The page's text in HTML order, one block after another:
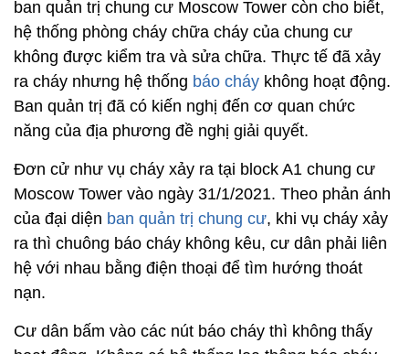
ban quản trị chung cư Moscow Tower còn cho biết,
hệ thống phòng cháy chữa cháy của chung cư
không được kiểm tra và sửa chữa. Thực tế đã xảy
ra cháy nhưng hệ thống báo cháy không hoạt động.
Ban quản trị đã có kiến nghị đến cơ quan chức
năng của địa phương đề nghị giải quyết.
Đơn cử như vụ cháy xảy ra tại block A1 chung cư
Moscow Tower vào ngày 31/1/2021. Theo phản ánh
của đại diện ban quản trị chung cư, khi vụ cháy xảy
ra thì chuông báo cháy không kêu, cư dân phải liên
hệ với nhau bằng điện thoại để tìm hướng thoát
nạn.
Cư dân bấm vào các nút báo cháy thì không thấy